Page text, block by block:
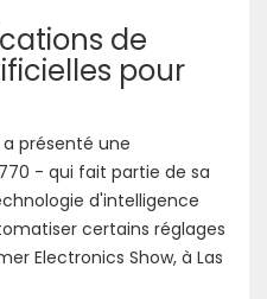
de
pour
a présenté une
- qui fait partie de sa
d'intelligence
certains réglages
Electronics Show, à Las